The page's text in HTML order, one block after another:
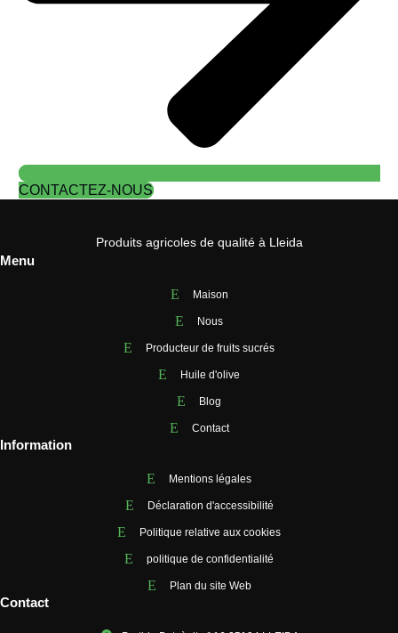
CONTACTEZ-NOUS
Produits agricoles de qualité à Lleida
Menu
Maison
Nous
Producteur de fruits sucrés
Huile d'olive
Blog
Contact
Information
Mentions légales
Déclaration d'accessibilité
Politique relative aux cookies
politique de confidentialité
Plan du site Web
Contact